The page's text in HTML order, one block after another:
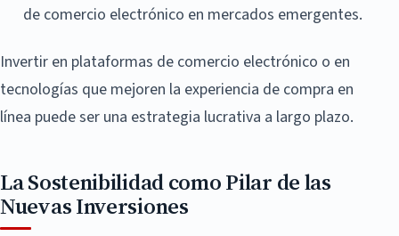
de comercio electrónico en mercados emergentes.
Invertir en plataformas de comercio electrónico o en
tecnologías que mejoren la experiencia de compra en
línea puede ser una estrategia lucrativa a largo plazo.
La Sostenibilidad como Pilar de las
Nuevas Inversiones